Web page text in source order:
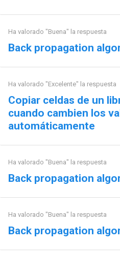
Ha valorado "Buena" la respuesta
Back propagation
Ha valorado "Excelente" la respuesta
Copiar celdas de un
cuando cambien los
automáticamente
Ha valorado "Buena" la respuesta
Back propagation
Ha valorado "Buena" la respuesta
Back propagation